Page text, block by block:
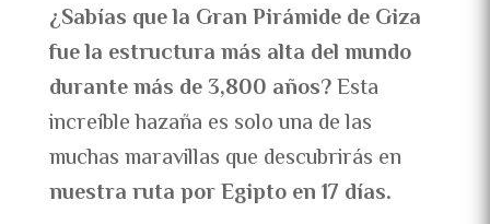
¿Sabías que la Gran Pirámide de Giza
fue la estructura más alta del mundo
durante más de 3,800 años?Esta
increíble hazaña es solo una de las
muchas maravillas que descubrirás en
nuestra ruta por Egipto en 17 días.